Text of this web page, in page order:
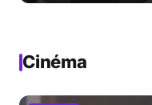
Cinéma